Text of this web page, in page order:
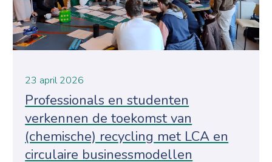
23 april 2026
Professionals en studenten
verkennen de toekomst van
(chemische) recycling met LCA en
circulaire businessmodellen